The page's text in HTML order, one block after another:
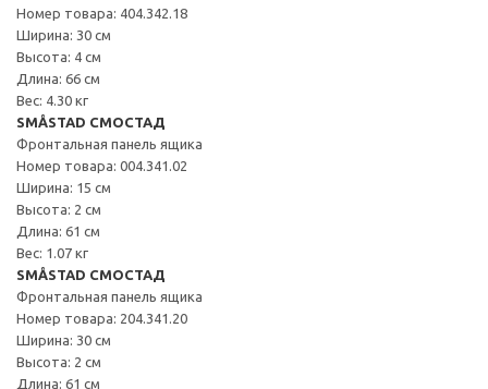
Номер товара: 404.342.18
Ширина: 30 см
Высота: 4 см
Длина: 66 см
Вес: 4.30 кг
SMÅSTAD СМОСТАД
Фронтальная панель ящика
Номер товара: 004.341.02
Ширина: 15 см
Высота: 2 см
Длина: 61 см
Вес: 1.07 кг
SMÅSTAD СМОСТАД
Фронтальная панель ящика
Номер товара: 204.341.20
Ширина: 30 см
Высота: 2 см
Длина: 61 см